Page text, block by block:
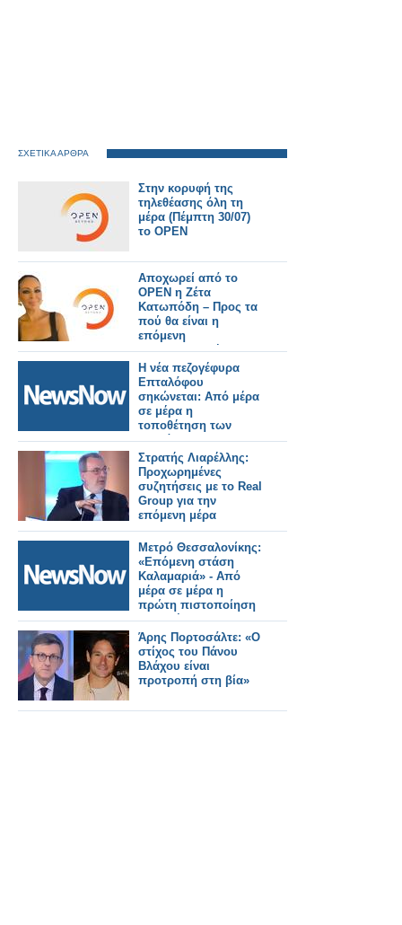
ΣΧΕΤΙΚΑ ΑΡΘΡΑ
Στην κορυφή της
τηλεθέασης όλη τη
μέρα (Πέμπτη 30/07)
το OPEN
Αποχωρεί από το
OPEN η Ζέτα
Κατωπόδη – Προς τα
πού θα είναι η
επόμενη
επαγγελματική της
στέγη; - Όλο το
ρεπορτάζ
Η νέα πεζογέφυρα
Επταλόφου
σηκώνεται: Από μέρα
σε μέρα η
τοποθέτηση των
τμημάτων.
Στρατής Λιαρέλλης:
Προχωρημένες
συζητήσεις με το Real
Group για την
επόμενη μέρα
Μετρό Θεσσαλονίκης:
«Επόμενη στάση
Καλαμαριά» - Από
μέρα σε μέρα η
πρώτη πιστοποίηση
της επέκτασης.
Άρης Πορτοσάλτε: «Ο
στίχος του Πάνου
Βλάχου είναι
προτροπή στη βία»